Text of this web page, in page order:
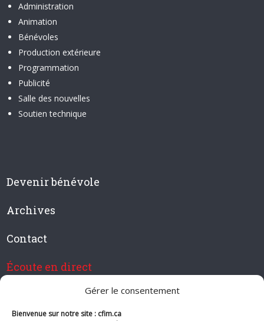
Gérer le consentement
Bienvenue sur notre site : cfim.ca
Administration
Animation
Bénévoles
Production extérieure
Programmation
Publicité
Salle des nouvelles
Soutien technique
Devenir bénévole
Archives
Contact
Écoute en direct